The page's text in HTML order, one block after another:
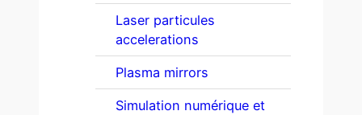
Laser particules
accelerations
Plasma mirrors
Simulation numérique et